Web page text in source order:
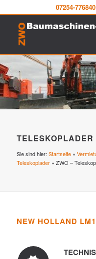
07254-776840
TELESKOPLADER
Sie sind hier: Startseite»
Teleskoplader» ZWO –
NEW HOLLAND